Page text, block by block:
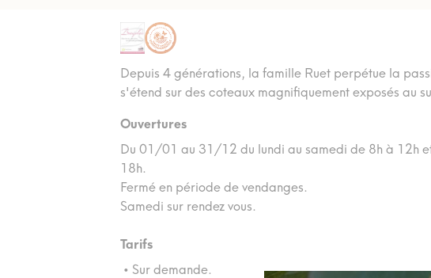
Depuis 4 générations, la famille Ruet perpétue la
s'étend sur des coteaux magnifiquement exposés au
Ouvertures
Du 01/01 au 31/12 du lundi au samedi de 8h à 12h
18h.
Fermé en période de vendanges.
Samedi sur rendez vous.
Tarifs
• Sur demande.